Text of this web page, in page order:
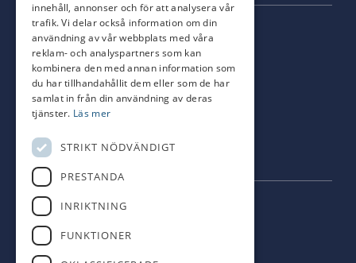
SOCIALA MEDIER
ETU på facebook
ETU på Instagram
INFORMATION
innehåll, annonser och för att analysera vår
trafik. Vi delar också information om din
användning av vår webbplats med våra
reklam- och analyspartners som kan
kombinera den med annan information som
du har tillhandahållit dem eller som de har
samlat in från din användning av deras
tjänster. Läs mer
STRIKT NÖDVÄNDIGT
PRESTANDA
INRIKTNING
FUNKTIONER